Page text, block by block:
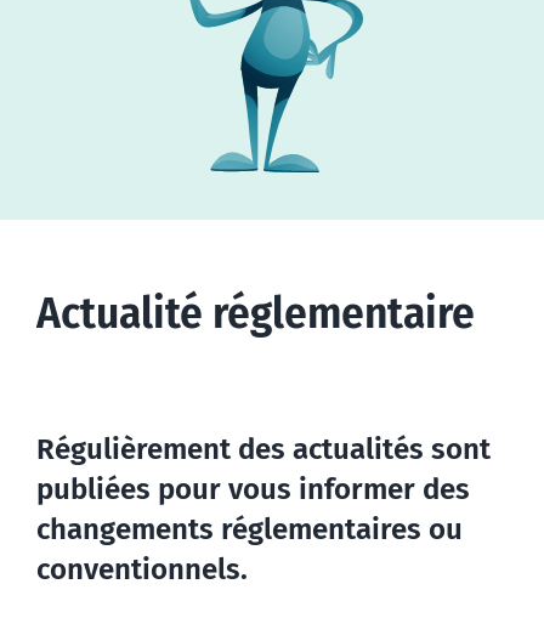
Actualité réglementaire
Régulièrement des actualités sont
publiées pour vous informer des
changements réglementaires ou
conventionnels.